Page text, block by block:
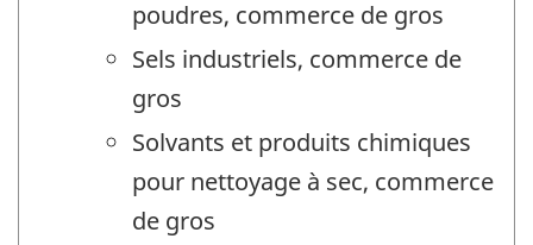
poudres, commerce de gros
Sels industriels, commerce de
gros
Solvants et produits chimiques
pour nettoyage à sec, commerce
de gros